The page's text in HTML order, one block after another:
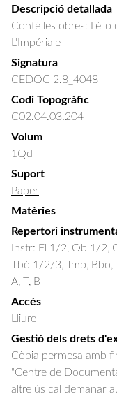
Descripció detallada
Conté les obres: Lélio
L'Impériale
Signatura
CEDOC 2.8_4048
Codi Topogràfic
C02.04.03.204
Volum
1Qd
Suport
Paper
Matèries
Repertori
Instr: Fl 1/2, Ob 1/2,
Tbó 1/2/3, Tmb, Bbo,
A, T, B
Accés
Lliure
Gestió dels drets
Còpia permesa amb
"Centre de
altre ús cal demanar